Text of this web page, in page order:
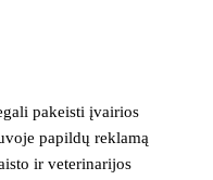
pakeisti įvairios
papildų reklamą
ir veterinarijos